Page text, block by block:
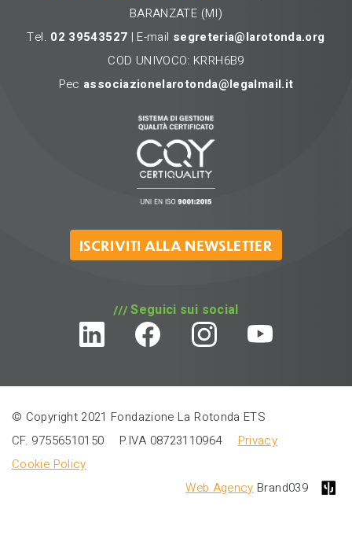
BARANZATE (MI)
Tel. 02 39543527 | E-mail segreteria@larotonda.org
COD UNIVOCO: KRRH6B9
Pec associazionelarotonda@legalmail.it
ISCRIVITI ALLA NEWSLETTER
Seguici sui social
© Copyright 2021 Fondazione La Rotonda ETS
CF. 97556510150
P.IVA 08723110964
Privacy
Cookie Policy
Web Agency Brand039